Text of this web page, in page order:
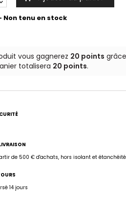
Non tenu en stock
vous gagnerez 20 points
totalisera 20 points.
de 500 € d'achats, hors isolant et étanchéité
14 jours